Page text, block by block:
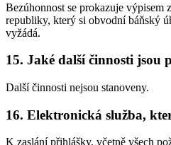
Bezúhonnost se prokazuje výpisem
republiky, který si obvodní báňský
vyžádá.
15. Jaké další činnosti jsou
Další činnosti nejsou stanoveny.
16. Elektronická služba,
K zaslání přihlášky, včetně všech